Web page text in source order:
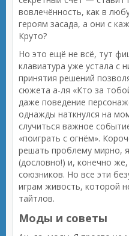
вовлечённость, как в
героям засада, а они с
Круто?
Но это ещё не всё, тут
клавиатура уже устала с
принятия решений
сюжета а-ля «Кто за
даже поведение
однажды наткнулся на
случиться важное
«поиграть с огнём».
решать проблему мирно,
(дословно!) и, конечно
союзников. Но все эти
играм живость, которой
тайтлов.
Моды и советы